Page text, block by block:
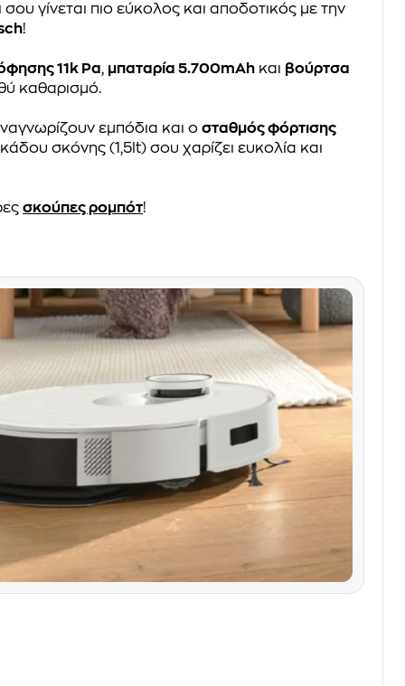
γίνεται πιο εύκολος και αποδοτικός με την
!
11k Pa, μπαταρία 5.700mAh και βούρτσα
καθαρισμό.
εμπόδια και οσταθμός φόρτισης
σκόνης (1,5lt) σου χαρίζει ευκολία και
σκούπες ρομπότ!